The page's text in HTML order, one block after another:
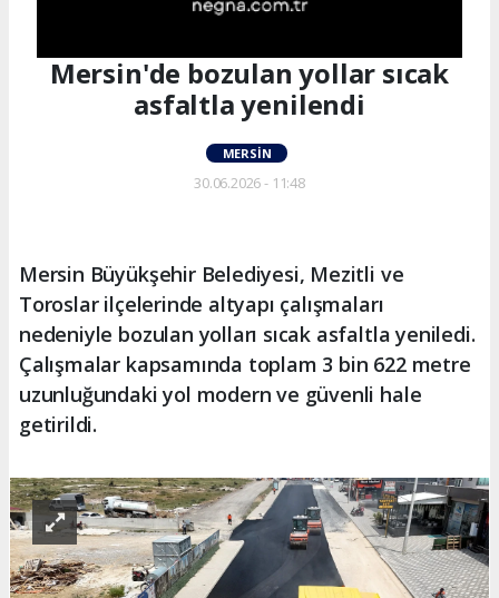
Mersin'de bozulan yollar sıcak
asfaltla yenilendi
MERSIN
30.06.2026 - 11:48
Mersin Büyükşehir Belediyesi, Mezitli ve
Toroslar ilçelerinde altyapı çalışmaları
nedeniyle bozulan yolları sıcak asfaltla yeniledi.
Çalışmalar kapsamında toplam 3 bin 622 metre
uzunluğundaki yol modern ve güvenli hale
getirildi.